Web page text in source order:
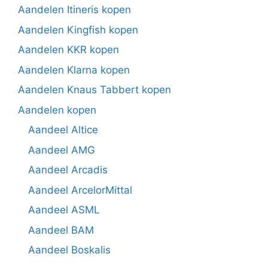
Aandelen Itineris kopen
Aandelen Kingfish kopen
Aandelen KKR kopen
Aandelen Klarna kopen
Aandelen Knaus Tabbert kopen
Aandelen kopen
Aandeel Altice
Aandeel AMG
Aandeel Arcadis
Aandeel ArcelorMittal
Aandeel ASML
Aandeel BAM
Aandeel Boskalis